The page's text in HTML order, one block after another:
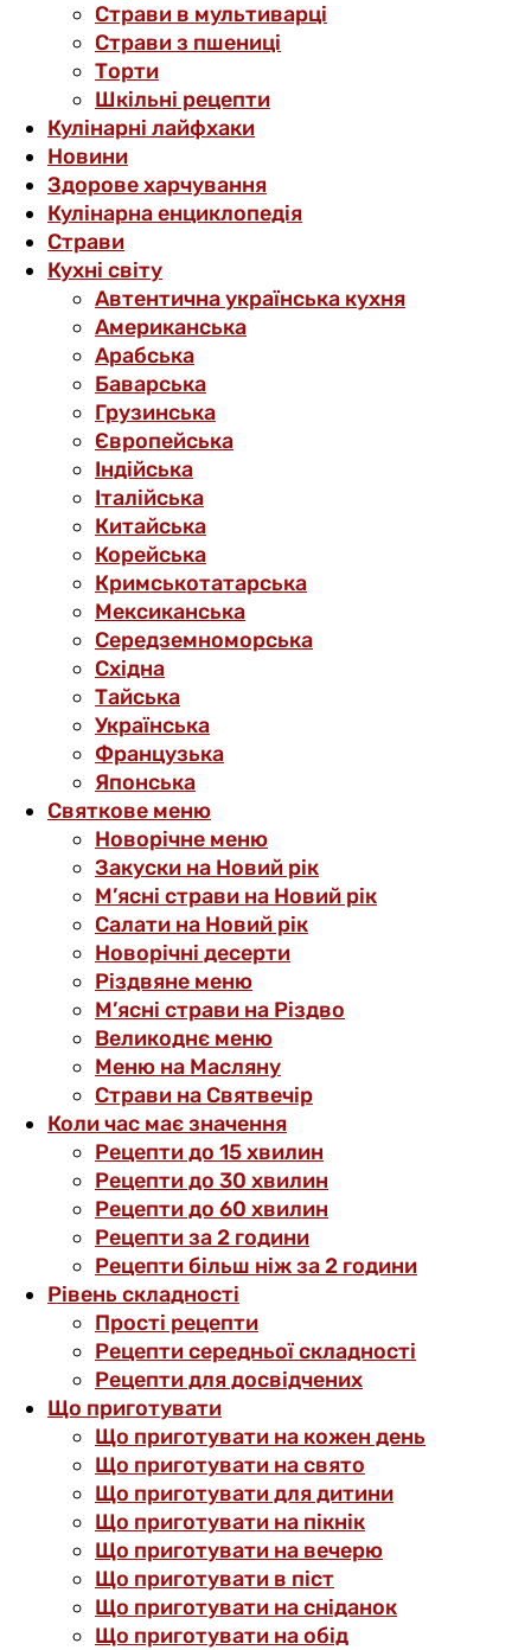
Страви в мультиварці
Страви з пшениці
Торти
Шкільні рецепти
Кулінарні лайфхаки
Новини
Здорове харчування
Кулінарна енциклопедія
Страви
Кухні світу
Автентична українська кухня
Американська
Арабська
Баварська
Грузинська
Європейська
Індійська
Італійська
Китайська
Корейська
Кримськотатарська
Мексиканська
Середземноморська
Східна
Тайська
Українська
Французька
Японська
Святкове меню
Новорічне меню
Закуски на Новий рік
М’ясні страви на Новий рік
Салати на Новий рік
Новорічні десерти
Різдвяне меню
М’ясні страви на Різдво
Великоднє меню
Меню на Масляну
Страви на Святвечір
Коли час має значення
Рецепти до 15 хвилин
Рецепти до 30 хвилин
Рецепти до 60 хвилин
Рецепти за 2 години
Рецепти більш ніж за 2 години
Рівень складності
Прості рецепти
Рецепти середньої складності
Рецепти для досвідчених
Що приготувати
Що приготувати на кожен день
Що приготувати на свято
Що приготувати для дитини
Що приготувати на пікнік
Що приготувати на вечерю
Що приготувати в піст
Що приготувати на сніданок
Що приготувати на обід